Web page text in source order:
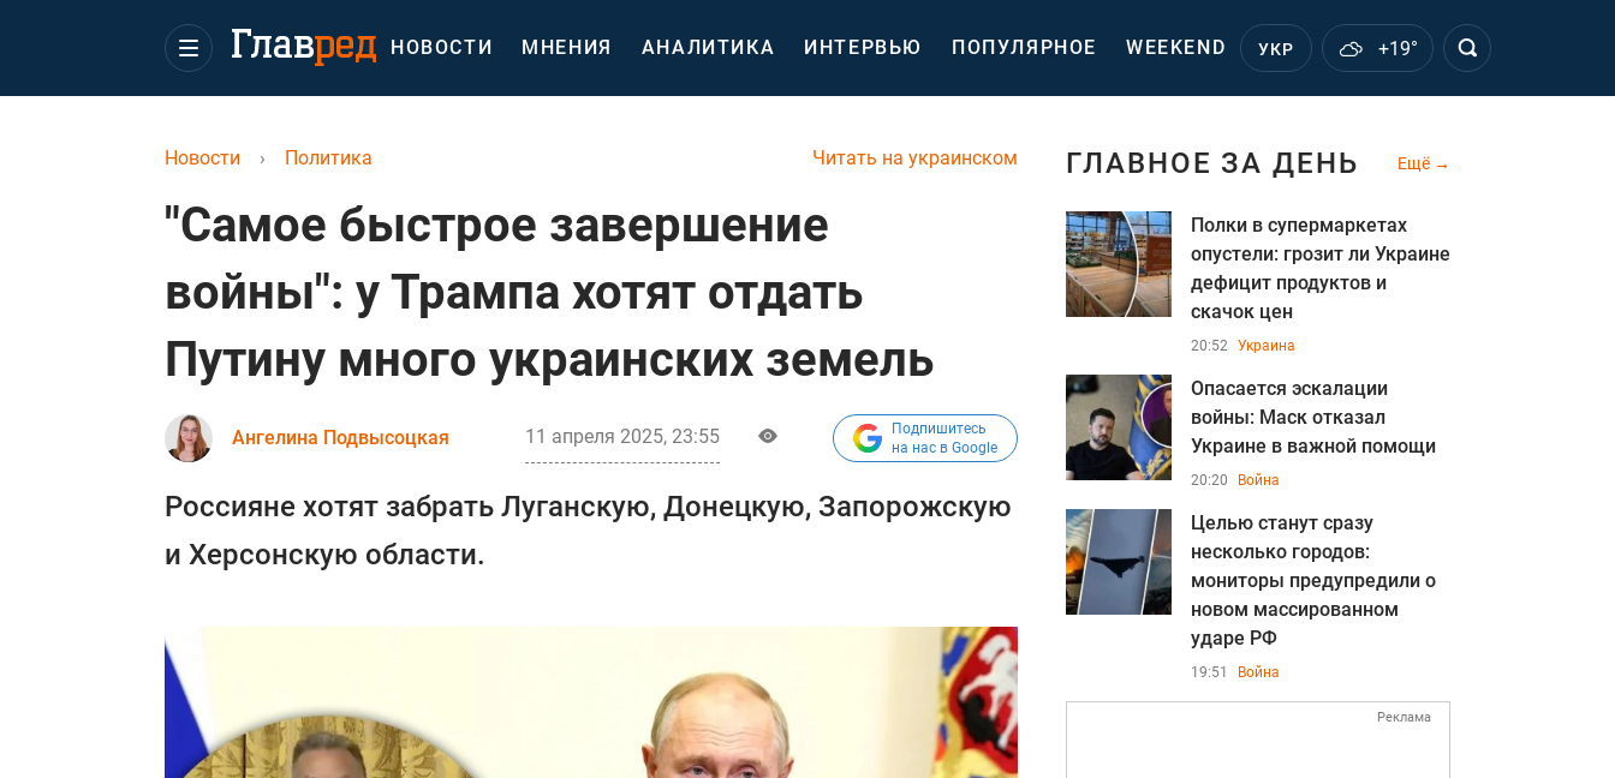
НОВОСТИ МНЕНИЯ АНАЛИТИКА ИНТЕРВЬЮ ПОПУЛЯРНОЕ WEEKEND УКР +19°
Читать на украинском
Новости › Политика
"Самое быстрое завершение
войны": у Трампа хотят отдать
Путину много украинских земель
Ангелина Подвысоцкая 11 апреля 2025, 23:55
Подпишитесь
на нас в Google
Россияне хотят забрать Луганскую, Донецкую, Запорожскую
и Херсонскую области.
ГЛАВНОЕ ЗА ДЕНЬ Ещё
Полки в супермаркетах
опустели: грозит ли Украине
дефицит продуктов и
скачок цен
20:52 Украина
Опасается эскалации
войны: Маск отказал
Украине в важной помощи
20:20 Война
Целью станут сразу
несколько городов:
мониторы предупредили о
новом массированном
ударе РФ
19:51 Война
Реклама